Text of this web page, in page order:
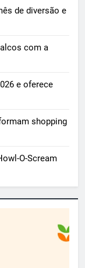
de diversão e
com a
e oferece
shopping
O-Scream